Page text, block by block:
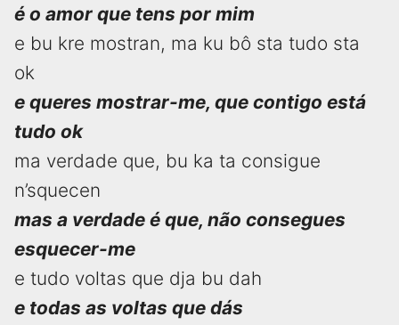
é o amor que tens por mim
e bu kre mostran, ma ku bô sta tudo sta
ok
e queres mostrar-me, que contigo está
tudo ok
ma verdade que, bu ka ta consigue
n’squecen
mas a verdade é que, não consegues
esquecer-me
e tudo voltas que dja bu dah
e todas as voltas que dás